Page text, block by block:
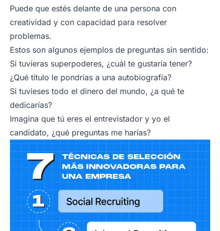
Puede que estés delante de una persona con
creatividad y con capacidad para resolver
problemas.
Estos son algunos ejemplos de preguntas sin sentido:
Si tuvieras superpoderes, ¿cuál te gustaría tener?
¿Qué título le pondrías a una autobiografía?
Si tuvieses todo el dinero del mundo, ¿a qué te
dedicarías?
Imagina que tú eres el entrevistador y yo el
candidato, ¿qué preguntas me harías?